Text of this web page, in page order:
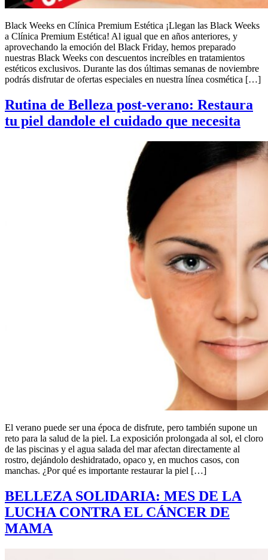
Black Weeks en Clínica Premium Estética ¡Llegan las Black Weeks
a Clínica Premium Estética! Al igual que en años anteriores, y
aprovechando la emoción del Black Friday, hemos preparado
nuestras Black Weeks con descuentos increíbles en tratamientos
estéticos exclusivos. Durante las dos últimas semanas de noviembre
podrás disfrutar de ofertas especiales en nuestra línea cosmética […]
Rutina de Belleza post-verano: Restaura
tu piel dandole el cuidado que necesita
El verano puede ser una época de disfrute, pero también supone un
reto para la salud de la piel. La exposición prolongada al sol, el cloro
de las piscinas y el agua salada del mar afectan directamente al
rostro, dejándolo deshidratado, opaco y, en muchos casos, con
manchas. ¿Por qué es importante restaurar la piel […]
BELLEZA SOLIDARIA: MES DE LA
LUCHA CONTRA EL CÁNCER DE
MAMA